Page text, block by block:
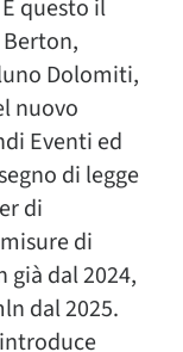
questo il
Dolomiti,
nuovo
Eventi ed
di legge
di
di
già dal 2024,
dal 2025.